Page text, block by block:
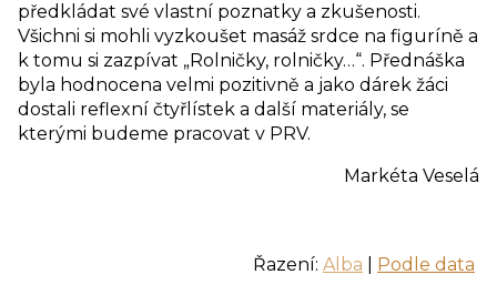
předkládat své vlastní poznatky a zkušenosti.
Všichni si mohli vyzkoušet masáž srdce na figuríně a
k tomu si zazpívat „Rolničky, rolničky…“. Přednáška
byla hodnocena velmi pozitivně a jako dárek žáci
dostali reflexní čtyřlístek a další materiály, se
kterými budeme pracovat v PRV.
Markéta Veselá
Řazení: Alba Podle data